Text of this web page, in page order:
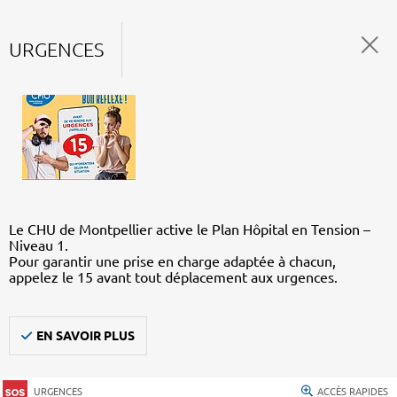
URGENCES
Le CHU de Montpellier active le Plan Hôpital en Tension –
Niveau 1.
Pour garantir une prise en charge adaptée à chacun,
appelez le 15 avant tout déplacement aux urgences.
EN SAVOIR PLUS
URGENCES ACCÈS RAPIDES